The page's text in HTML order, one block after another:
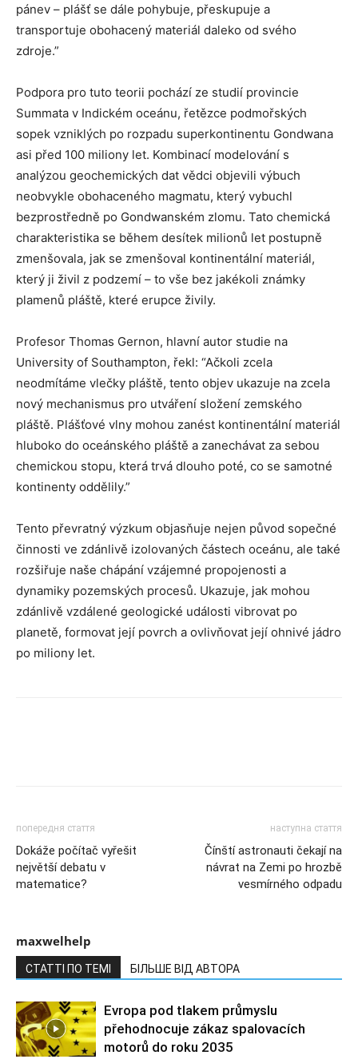
pánev – plášť se dále pohybuje, přeskupuje a
transportuje obohacený materiál daleko od svého
zdroje.”
Podpora pro tuto teorii pochází ze studií provincie
Summata v Indickém oceánu, řetězce podmořských
sopek vzniklých po rozpadu superkontinentu Gondwana
asi před 100 miliony let. Kombinací modelování s
analýzou geochemických dat vědci objevili výbuch
neobvykle obohaceného magmatu, který vybuchl
bezprostředně po Gondwanském zlomu. Tato chemická
charakteristika se během desítek milionů let postupně
zmenšovala, jak se zmenšoval kontinentální materiál,
který ji živil z podzemí – to vše bez jakékoli známky
plamenů pláště, které erupce živily.
Profesor Thomas Gernon, hlavní autor studie na
University of Southampton, řekl: “Ačkoli zcela
neodmítáme vlečky pláště, tento objev ukazuje na zcela
nový mechanismus pro utváření složení zemského
pláště. Plášťové vlny mohou zanést kontinentální materiál
hluboko do oceánského pláště a zanechávat za sebou
chemickou stopu, která trvá dlouho poté, co se samotné
kontinenty oddělily.”
Tento převratný výzkum objasňuje nejen původ sopečné
činnosti ve zdánlivě izolovaných částech oceánu, ale také
rozšiřuje naše chápání vzájemné propojenosti a
dynamiky pozemských procesů. Ukazuje, jak mohou
zdánlivě vzdálené geologické události vibrovat po
planetě, formovat její povrch a ovlivňovat její ohnivé jádro
po miliony let.
попередня стаття
Dokáže počítač vyřešit
největší debatu v
matematice?
наступна стаття
Čínští astronauti čekají na
návrat na Zemi po hrozbě
vesmírného odpadu
maxwelhelp
СТАТТІ ПО ТЕМІ БІЛЬШЕ ВІД АВТОРА
Evropa pod tlakem průmyslu
přehodnocuje zákaz spalovacích
motorů do roku 2035